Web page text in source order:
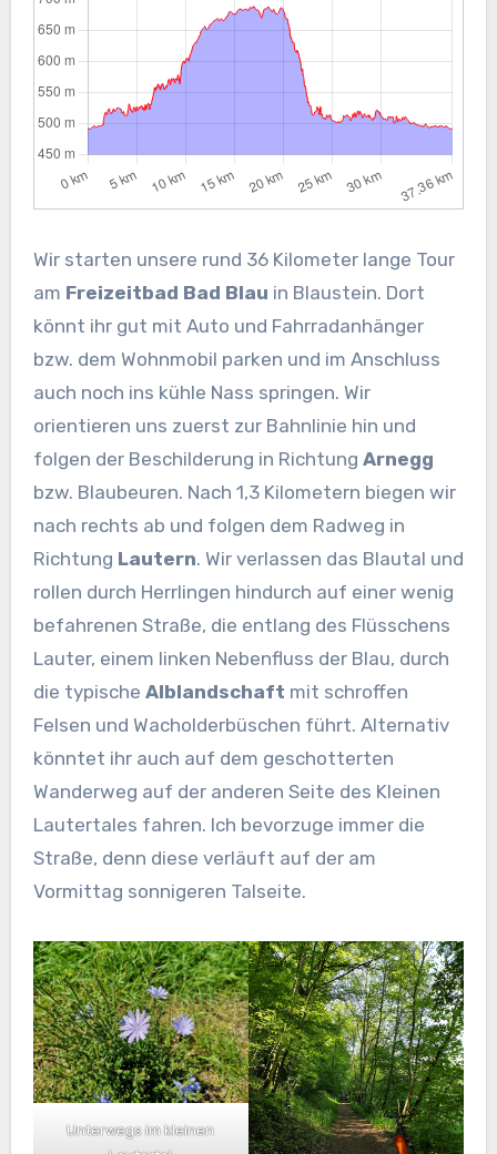
Wir starten unsere rund 36 Kilometer lange Tour
am Freizeitbad Bad Blau in Blaustein. Dort
könnt ihr gut mit Auto und Fahrradanhänger
bzw. dem Wohnmobil parken und im Anschluss
auch noch ins kühle Nass springen. Wir
orientieren uns zuerst zur Bahnlinie hin und
folgen der Beschilderung in Richtung Arnegg
bzw. Blaubeuren. Nach 1,3 Kilometern biegen wir
nach rechts ab und folgen dem Radweg in
Richtung Lautern. Wir verlassen das Blautal und
rollen durch Herrlingen hindurch auf einer wenig
befahrenen Straße, die entlang des Flüsschens
Lauter, einem linken Nebenfluss der Blau, durch
die typische Alblandschaft mit schroffen
Felsen und Wacholderbüschen führt. Alternativ
könntet ihr auch auf dem geschotterten
Wanderweg auf der anderen Seite des Kleinen
Lautertales fahren. Ich bevorzuge immer die
Straße, denn diese verläuft auf der am
Vormittag sonnigeren Talseite.
Unterwegs im kleinen